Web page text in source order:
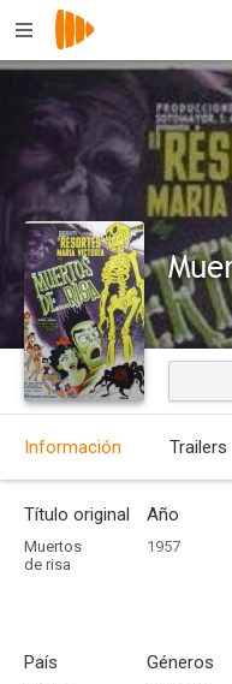
Información Trailers
Título original
Muertos
de risa
Año
1957
País Géneros